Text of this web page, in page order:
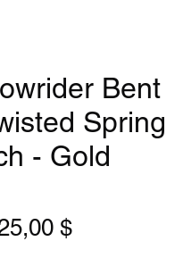
Bent
Spring
- Gold
$Спеццена